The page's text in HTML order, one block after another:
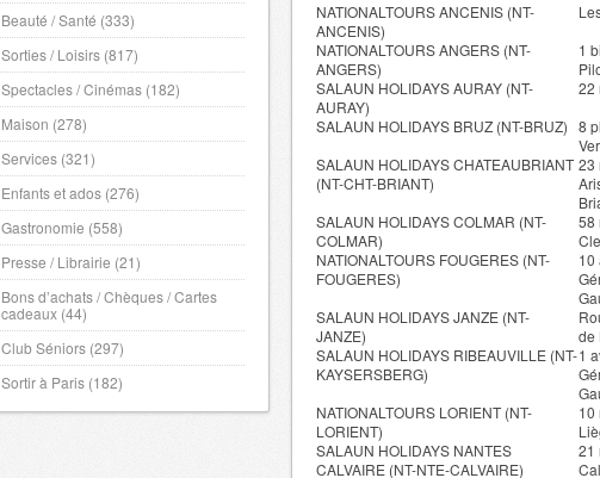
NATIONALTOURS ANCENIS (NT-
ANCENIS)
NATIONALTOURS ANGERS (NT-
ANGERS)
1
SALAUN HOLIDAYS AURAY (NT-
AURAY)
22
SALAUN HOLIDAYS BRUZ (NT-BRUZ) 8
SALAUN HOLIDAYS CHATEAUBRIANT
(NT-CHT-BRIANT)
23
SALAUN HOLIDAYS COLMAR (NT-
COLMAR)
58
NATIONALTOURS FOUGERES (NT-
FOUGERES)
10
SALAUN HOLIDAYS JANZE (NT-
JANZE)
de
SALAUN HOLIDAYS RIBEAUVILLE (NT-
KAYSERSBERG)
1
NATIONALTOURS LORIENT (NT-
LORIENT)
10
SALAUN HOLIDAYS NANTES
CALVAIRE (NT-NTE-CALVAIRE)
21
Beauté / Santé (333)
Sorties / Loisirs (817)
Spectacles / Cinémas (182)
Maison (278)
Services (321)
Enfants et ados (276)
Gastronomie (558)
Presse / Librairie (21)
Bons d’achats / Chèques / Cartes
cadeaux (44)
Club Séniors (297)
Sortir à Paris (182)